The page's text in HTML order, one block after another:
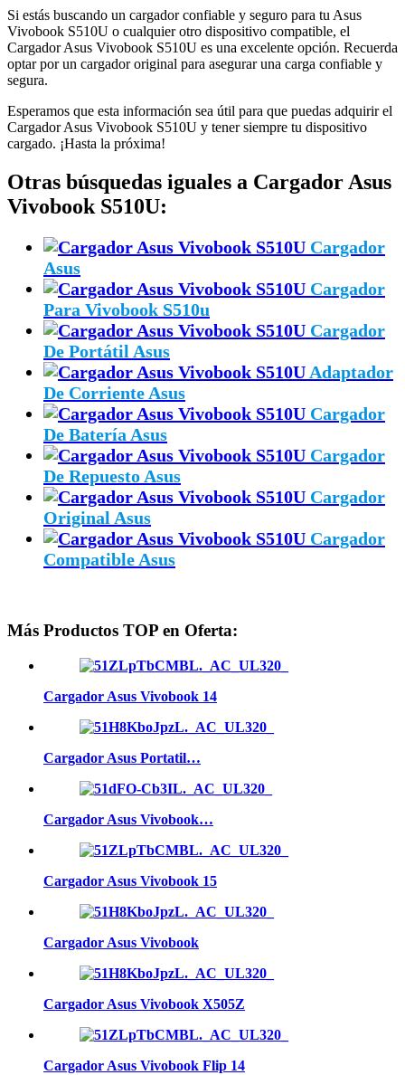
Si estás buscando un cargador confiable y seguro para tu Asus
Vivobook S510U o cualquier otro dispositivo compatible, el
Cargador Asus Vivobook S510U es una excelente opción. Recuerda
optar por un cargador original para asegurar una carga confiable y
segura.
Esperamos que esta información sea útil para que puedas adquirir el
Cargador Asus Vivobook S510U y tener siempre tu dispositivo
cargado. ¡Hasta la próxima!
Otras búsquedas iguales a Cargador Asus
Vivobook S510U:
Cargador
Asus
Cargador
Para Vivobook S510u
Cargador
De Portátil Asus
Adaptador
De Corriente Asus
Cargador
De Batería Asus
Cargador
De Repuesto Asus
Cargador
Original Asus
Cargador
Compatible Asus
Más Productos TOP en Oferta:
Cargador Asus Vivobook 14
Cargador Asus Portatil…
Cargador Asus Vivobook…
Cargador Asus Vivobook 15
Cargador Asus Vivobook
Cargador Asus Vivobook X505Z
Cargador Asus Vivobook Flip 14